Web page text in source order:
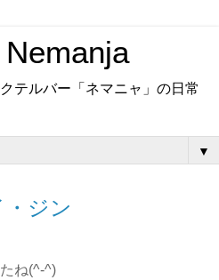
テルバー「ネマニャ」の日常
▼
ジン
ね(^-^)